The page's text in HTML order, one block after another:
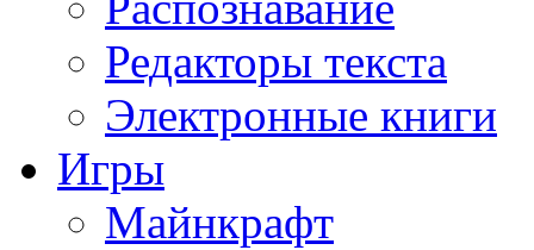
Редакторы текста
Электронные книги
Игры
Майнкрафт